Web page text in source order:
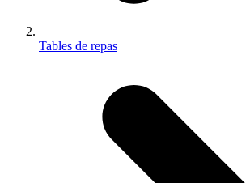
Tables de repas